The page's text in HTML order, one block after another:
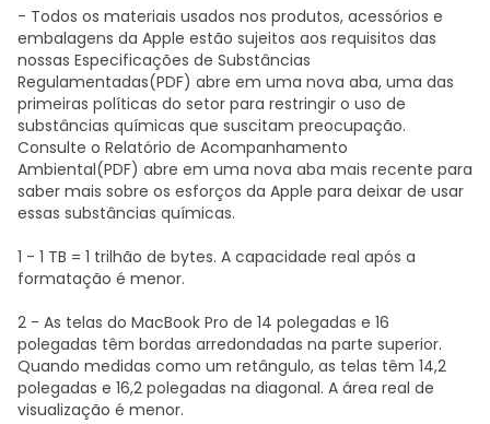
- Todos os materiais usados nos produtos, acessórios e
embalagens da Apple estão sujeitos aos requisitos das
nossas Especificações de Substâncias
Regulamentadas(PDF) abre em uma nova aba, uma das
primeiras políticas do setor para restringir o uso de
substâncias químicas que suscitam preocupação.
Consulte o Relatório de Acompanhamento
Ambiental(PDF) abre em uma nova aba mais recente para
saber mais sobre os esforços da Apple para deixar de usar
essas substâncias químicas.
1 - 1 TB = 1 trilhão de bytes. A capacidade real após a
formatação é menor.
2 - As telas do MacBook Pro de 14 polegadas e 16
polegadas têm bordas arredondadas na parte superior.
Quando medidas como um retângulo, as telas têm 14,2
polegadas e 16,2 polegadas na diagonal. A área real de
visualização é menor.